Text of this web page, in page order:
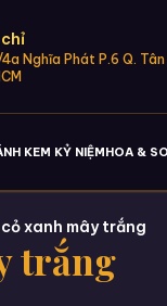
Nghĩa Phát P.6 Q. Tân
KEM KỶ NIỆMHOA &
xanh mây trắng
trắng